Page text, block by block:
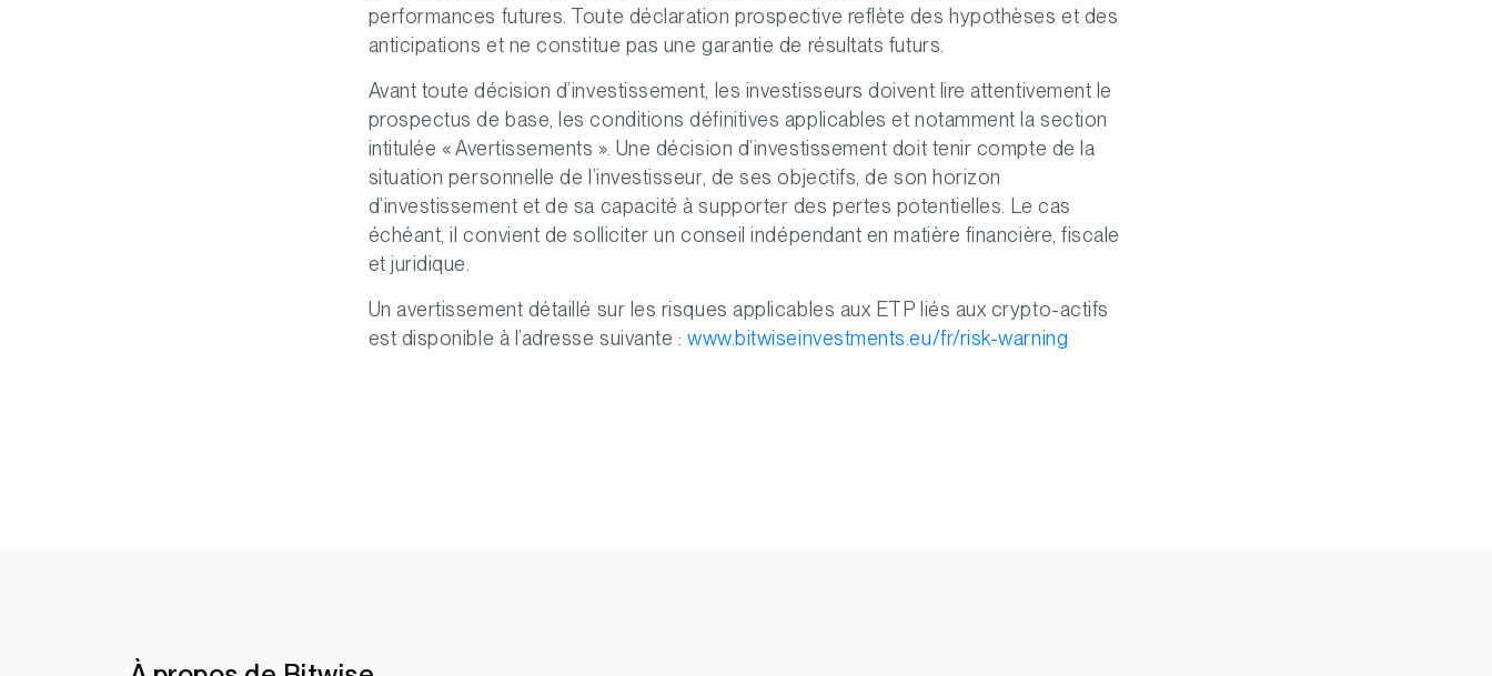
performances futures. Toute déclaration prospective reflète des hypothèses et des
anticipations et ne constitue pas une garantie de résultats futurs.
Avant toute décision d’investissement, les investisseurs doivent lire attentivement le
prospectus de base, les conditions définitives applicables et notamment la section
intitulée « Avertissements ». Une décision d’investissement doit tenir compte de la
situation personnelle de l’investisseur, de ses objectifs, de son horizon
d’investissement et de sa capacité à supporter des pertes potentielles. Le cas
échéant, il convient de solliciter un conseil indépendant en matière financière, fiscale
et juridique.
Un avertissement détaillé sur les risques applicables aux ETP liés aux crypto-actifs
est disponible à l’adresse suivante :www.bitwiseinvestments.eu/fr/risk-warning